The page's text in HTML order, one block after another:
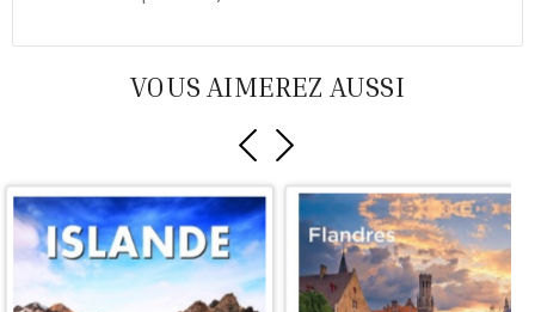
VOUS AIMEREZ AUSSI